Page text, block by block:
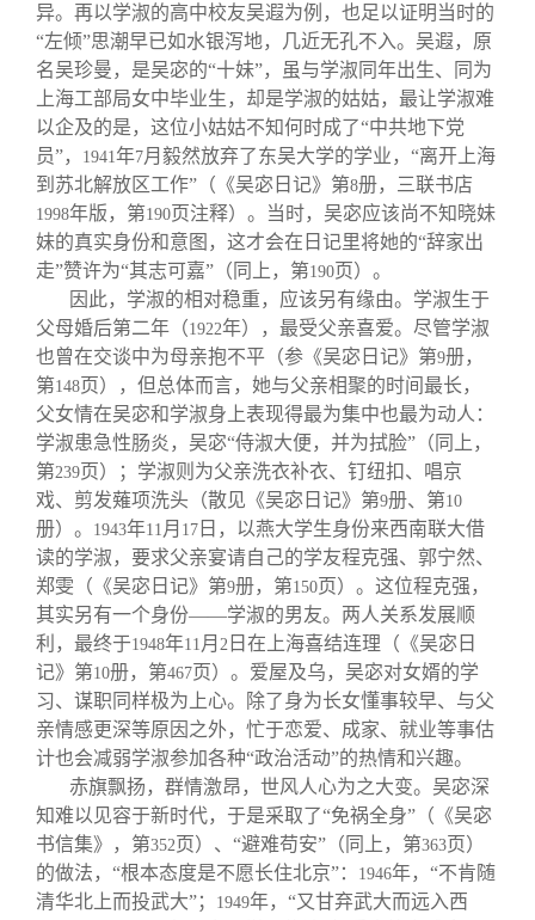
异。再以学淑的高中校友吴遐为例，也足以证明当时的
“左倾”思潮早已如水银泻地，几近无孔不入。吴遐，原
名吴珍曼，是吴宓的“十妹”，虽与学淑同年出生、同为
上海工部局女中毕业生，却是学淑的姑姑，最让学淑难
以企及的是，这位小姑姑不知何时成了“中共地下党
员”，
1941年7月毅然放弃了东吴大学的学业，“离开上海
到苏北解放区工作”（《吴宓日记》第8册，三联书店
1998年版，第190页注释）。当时，吴宓应该尚不知晓妹
妹的真实身份和意图，这才会在日记里将她的“辞家出
走”赞许为“其志可嘉”（同上，第190页）。
因此，学淑的相对稳重，应该另有缘由。学淑生于
父母婚后第二年（1922年），最受父亲喜爱。尽管学淑
也曾在交谈中为母亲抱不平（参《吴宓日记》第9册，
第148页），但总体而言，她与父亲相聚的时间最长，
父女情在吴宓和学淑身上表现得最为集中也最为动人：
学淑患急性肠炎，吴宓“侍淑大便，并为拭脸”（同上，
第239页）；学淑则为父亲洗衣补衣、钉纽扣、唱京
戏、剪发薙项洗头（散见《吴宓日记》第9册、第10
册）。 1943年11 月 17 日，以燕大学生身份来西南联大借
读的学淑，要求父亲宴请自己的学友程克强、郭宁然、
郑雯（《吴宓日记》第9册，第150页）。这位程克强，
其实另有一个身份——学淑的男友。两人关系发展顺
利，最终于1948年11 月 2 日在上海喜结连理（《吴宓日
记》第10册，第467页）。爱屋及乌，吴宓对女婿的学
习、谋职同样极为上心。除了身为长女懂事较早、与父
亲情感更深等原因之外，忙于恋爱、成家、就业等事估
计也会减弱学淑参加各种“政治活动”的热情和兴趣。
赤旗飘扬，群情激昂，世风人心为之大变。吴宓深
知难以见容于新时代，于是采取了“免祸全身”（《吴宓
书信集》，第352 页）、“避难苟安”（同上，第363页）
的做法，“根本态度是不愿长住北京”：
1946年，“不肯随
清华北上而投武大”；
1949年，“又甘弃武大而远入西